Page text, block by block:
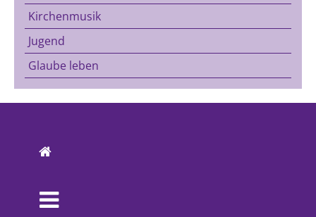
Kirchenmusik
Jugend
Glaube leben